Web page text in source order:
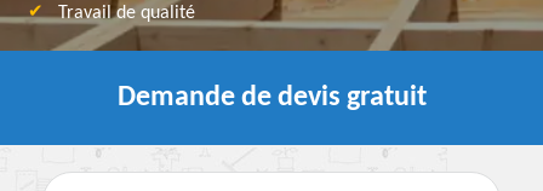
Travail de qualité
Demande de devis gratuit